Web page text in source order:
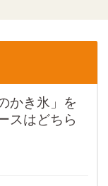
かき氷」を
スはどちら